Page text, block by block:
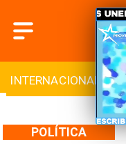
INTERNACIONAL
POLÍTICA